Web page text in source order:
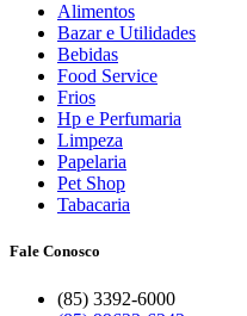
Alimentos
Bazar e Utilidades
Bebidas
Food Service
Frios
Hp e Perfumaria
Limpeza
Papelaria
Pet Shop
Tabacaria
Fale Conosco
(85) 3392-6000